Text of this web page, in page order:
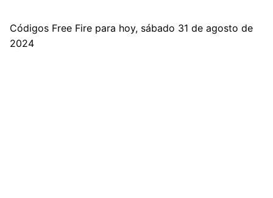
Códigos Free Fire para hoy, sábado 31 de agosto de
2024